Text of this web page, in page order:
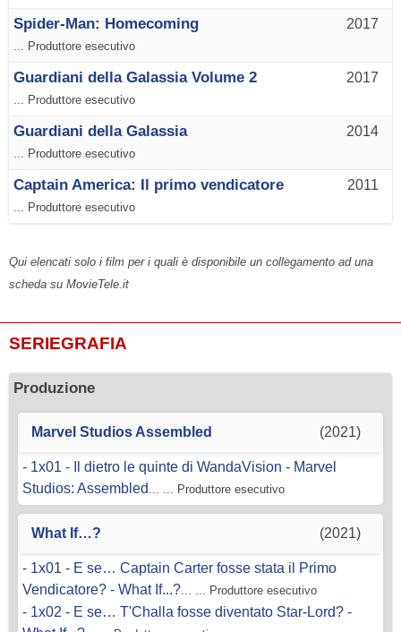
2017
Spider-Man: Homecoming
... Produttore esecutivo
2017
Guardiani della Galassia Volume 2
... Produttore esecutivo
2014
Guardiani della Galassia
... Produttore esecutivo
2011
Captain America: Il primo vendicatore
... Produttore esecutivo
Qui elencati solo i film per i quali è disponibile un collegamento ad una
scheda su MovieTele.it
SERIEGRAFIA
Produzione
Marvel Studios Assembled (2021)
- 1x01 - Il dietro le quinte di WandaVision - Marvel
Studios: Assembled ... ... Produttore esecutivo
What If…? (2021)
- 1x01 - E se… Captain Carter fosse stata il Primo
Vendicatore? - What If...?... ... Produttore esecutivo
- 1x02 - E se… T'Challa fosse diventato Star-Lord? -